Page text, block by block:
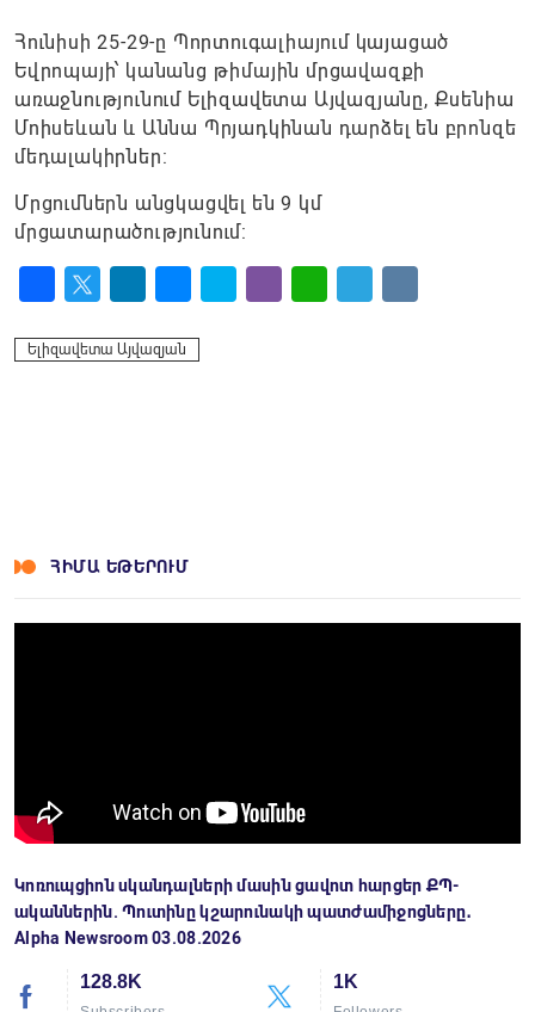
Հունիսի 25-29-ը Պորտուգալիայում կայացած
Եվրոպայի՝ կանանց թիմային մրցավազքի
առաջնությունում Ելիզավետա Այվազյանը, Քսենիա
Մոիսեևան և Աննա Պրյադկինան դարձել են բրոնզե
մեդալակիրներ:
Մրցումներն անցկացվել են 9 կմ
մրցատարածությունում:
Ելիզավետա Այվազյան
ՀԻՄԱ ԵԹԵՐՈՒՄ
Կոռուպցիոն սկանդալների մասին ցավոտ հարցեր ՔՊ-
ականներին. Պուտինը կշարունակի պատժամիջոցները․
Alpha Newsroom 03.08.2026
128.8K 1K